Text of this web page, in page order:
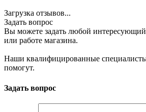
Загрузка отзывов...
Задать вопрос
Вы можете задать любой интересующий
или работе магазина.
Наши квалифицированные специалисты
помогут.
Задать вопрос